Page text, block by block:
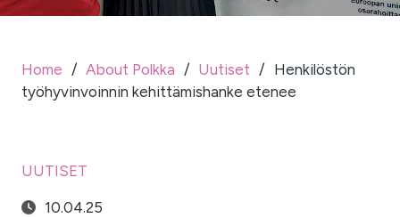
Home / About Polkka / Uutiset / Henkilöstön
työhyvinvoinnin kehittämishanke etenee
UUTISET
10.04.25